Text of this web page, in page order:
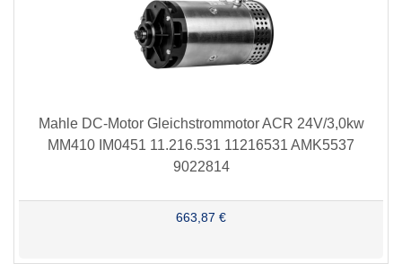
Mahle DC-Motor Gleichstrommotor ACR 24V/3,0kw
MM410 IM0451 11.216.531 11216531 AMK5537
9022814
663,87 €